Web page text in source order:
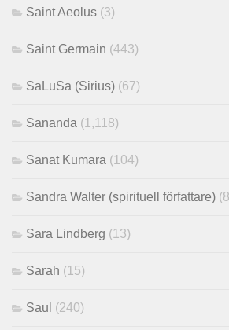
Saint Aeolus (3)
Saint Germain (443)
SaLuSa (Sirius) (67)
Sananda (1,118)
Sanat Kumara (104)
Sandra Walter (spirituell författare)
Sara Lindberg (13)
Sarah (15)
Saul (240)